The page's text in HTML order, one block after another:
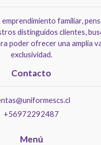
familiar,
distinguidos clientes,
poder ofrecer una amplia
exclusividad.
Contacto
+56972292487
Menú